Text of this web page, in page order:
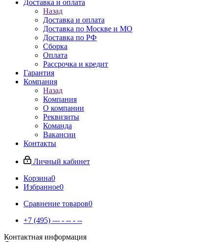
Доставка и оплата
Назад
Доставка и оплата
Доставка по Москве и МО
Доставка по РФ
Сборка
Оплата
Рассрочка и кредит
Гарантия
Компания
Назад
Компания
О компании
Реквизиты
Команда
Вакансии
Контакты
Личный кабинет
Корзина0
Избранное0
Сравнение товаров0
+7 (495) --- - -- - --
Контактная информация